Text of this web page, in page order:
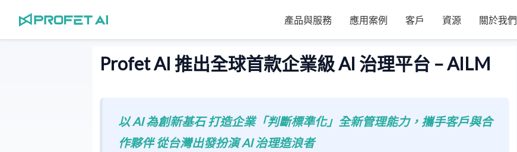
主
產品與服務 應用案例 客戶 資源 關於我們
Profet AI 推出全球首款企業級 AI 治理平台 – AILM
以 AI 為創新基石 打造企業「判斷標準化」全新管理能力，攜手客戶與合
作夥伴 從台灣出發扮演 AI 治理造浪者